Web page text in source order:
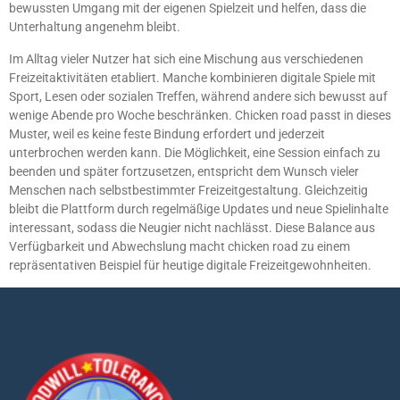
bewussten Umgang mit der eigenen Spielzeit und helfen, dass die
Unterhaltung angenehm bleibt.
Im Alltag vieler Nutzer hat sich eine Mischung aus verschiedenen
Freizeitaktivitäten etabliert. Manche kombinieren digitale Spiele mit
Sport, Lesen oder sozialen Treffen, während andere sich bewusst auf
wenige Abende pro Woche beschränken. Chicken road passt in dieses
Muster, weil es keine feste Bindung erfordert und jederzeit
unterbrochen werden kann. Die Möglichkeit, eine Session einfach zu
beenden und später fortzusetzen, entspricht dem Wunsch vieler
Menschen nach selbstbestimmter Freizeitgestaltung. Gleichzeitig
bleibt die Plattform durch regelmäßige Updates und neue Spielinhalte
interessant, sodass die Neugier nicht nachlässt. Diese Balance aus
Verfügbarkeit und Abwechslung macht chicken road zu einem
repräsentativen Beispiel für heutige digitale Freizeitgewohnheiten.